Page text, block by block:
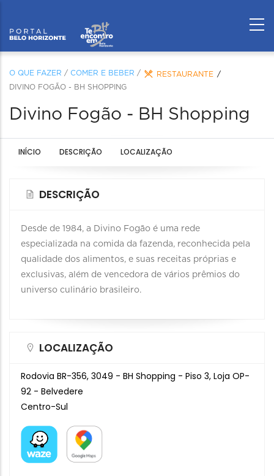
O QUE FAZER / COMER E BEBER /
RESTAURANTE
DIVINO FOGÃO - BH SHOPPING
Divino Fogão - BH Shopping
INÍCIO DESCRIÇÃO LOCALIZAÇÃO
DESCRIÇÃO
Desde de 1984, a Divino Fogão é uma rede
especializada na comida da fazenda, reconhecida pela
qualidade dos alimentos, e suas receitas próprias e
exclusivas, além de vencedora de vários prêmios do
universo culinário brasileiro.
LOCALIZAÇÃO
Rodovia BR-356, 3049 - BH Shopping - Piso 3, Loja OP-
92 - Belvedere
Centro-Sul